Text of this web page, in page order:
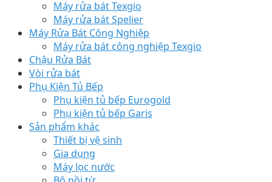
Máy rửa bát Texgio
Máy rửa bát Spelier
Máy Rửa Bát Công Nghiệp
Máy rửa bát công nghiệp Texgio
Chậu Rửa Bát
Vòi rửa bát
Phụ Kiện Tủ Bếp
Phụ kiện tủ bếp Eurogold
Phụ kiện tủ bếp Garis
Sản phẩm khác
Thiết bị vệ sinh
Gia dụng
Máy lọc nước